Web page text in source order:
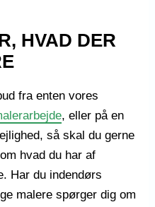
HVAD DER
fra enten vores
, eller på en
så skal du gerne
hvad du har af
Har du indendørs
malere spørger dig om